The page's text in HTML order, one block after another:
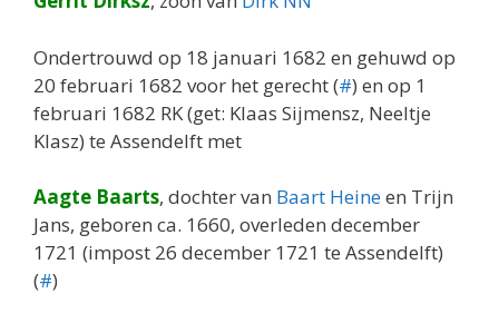
Ondertrouwd op 18 januari 1682 en gehuwd op
20 februari 1682 voor het gerecht (#) en op 1
februari 1682 RK (get: Klaas Sijmensz, Neeltje
Klasz) te Assendelft met
Aagte Baarts, dochter van Baart Heineen Trijn
Jans, geboren ca. 1660, overleden december
1721 (impost 26 december 1721 te Assendelft)
(#)